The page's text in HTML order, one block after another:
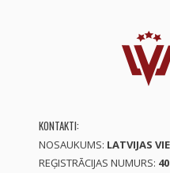
KONTAKTI:
NOSAUKUMS: LATVIJAS
REĢISTRĀCIJAS NUMURS: